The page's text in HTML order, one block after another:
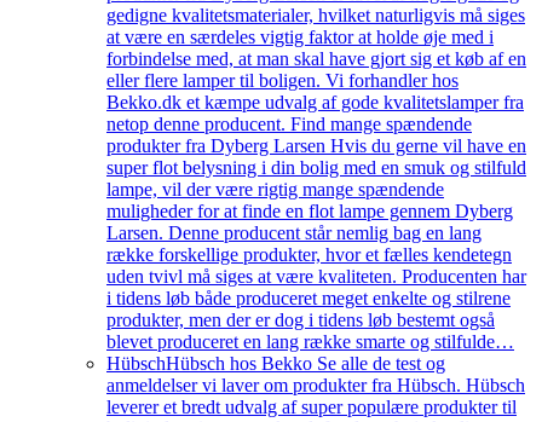
gedigne kvalitetsmaterialer, hvilket naturligvis må siges
at være en særdeles vigtig faktor at holde øje med i
forbindelse med, at man skal have gjort sig et køb af en
eller flere lamper til boligen. Vi forhandler hos
Bekko.dk et kæmpe udvalg af gode kvalitetslamper fra
netop denne producent. Find mange spændende
produkter fra Dyberg Larsen Hvis du gerne vil have en
super flot belysning i din bolig med en smuk og stilfuld
lampe, vil der være rigtig mange spændende
muligheder for at finde en flot lampe gennem Dyberg
Larsen. Denne producent står nemlig bag en lang
række forskellige produkter, hvor et fælles kendetegn
uden tvivl må siges at være kvaliteten. Producenten har
i tidens løb både produceret meget enkelte og stilrene
produkter, men der er dog i tidens løb bestemt også
blevet produceret en lang række smarte og stilfulde…
HübschHübsch hos Bekko Se alle de test og
anmeldelser vi laver om produkter fra Hübsch. Hübsch
leverer et bredt udvalg af super populære produkter til